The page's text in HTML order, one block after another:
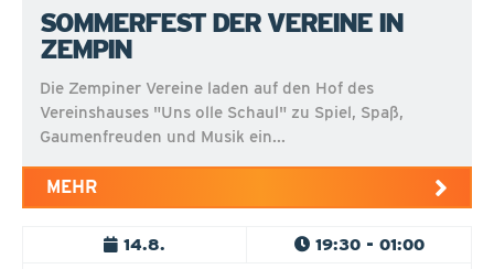
SOMMERFEST DER VEREINE IN
ZEMPIN
Die Zempiner Vereine laden auf den Hof des
Vereinshauses "Uns olle Schaul" zu Spiel, Spaß,
Gaumenfreuden und Musik ein...
MEHR
14.8.
19:30 - 01:00